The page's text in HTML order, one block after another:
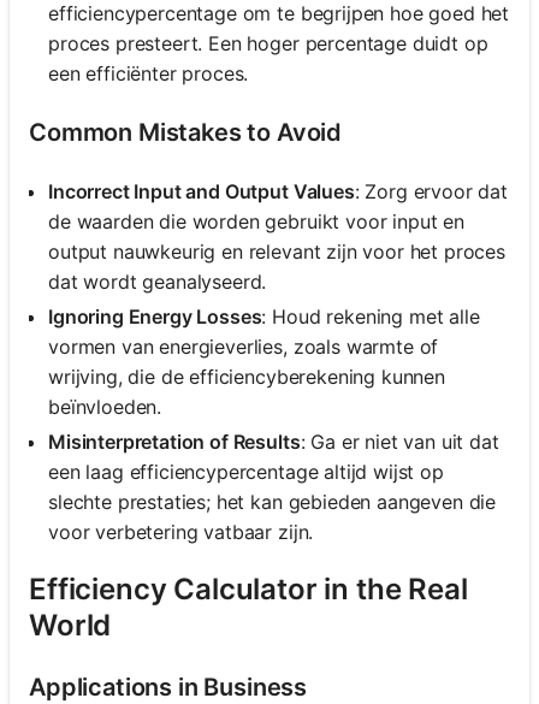
efficiencypercentage om te begrijpen hoe goed het
proces presteert. Een hoger percentage duidt op
een efficiënter proces.
Common Mistakes to Avoid
Incorrect Input and Output Values: Zorg ervoor dat
de waarden die worden gebruikt voor input en
output nauwkeurig en relevant zijn voor het proces
dat wordt geanalyseerd.
Ignoring Energy Losses: Houd rekening met alle
vormen van energieverlies, zoals warmte of
wrijving, die de efficiencyberekening kunnen
beïnvloeden.
Misinterpretation of Results: Ga er niet van uit dat
een laag efficiencypercentage altijd wijst op
slechte prestaties; het kan gebieden aangeven die
voor verbetering vatbaar zijn.
Efficiency Calculator in the Real
World
Applications in Business